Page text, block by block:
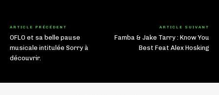
ARTICLE PRÉCÉDENT
OFLO et sa belle pause
musicale intitulée Sorry à
découvrir.
ARTICLE SUIVANT
Famba & Jake Tarry : Know You
Best Feat Alex Hosking